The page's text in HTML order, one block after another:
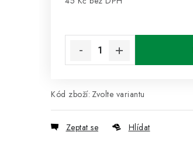
Kód zboží: Zvolte variantu
Zeptat se Hlídat